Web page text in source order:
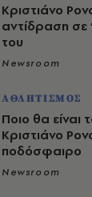
Κριστιάνο
αντίδραση σε
του
Newsroom
ΑΘΛΗΤΙΣΜΟΣ
Ποιο θα είναι
Κριστιάνο
ποδόσφαιρο
Newsroom